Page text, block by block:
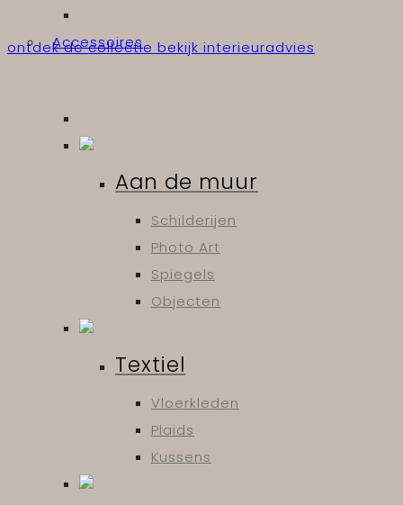
Accessoires
Aan de muur
Schilderijen
Photo Art
Spiegels
Objecten
Textiel
Vloerkleden
Plaids
Kussens
ontdek de collectie bekijk interieuradvies